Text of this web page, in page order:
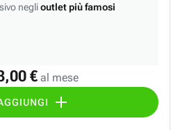
€ al mese
neglioutlet più famosi